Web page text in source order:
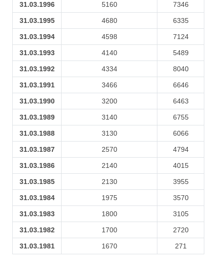
31.03.1996 5160 7346
31.03.1995 4680 6335
31.03.1994 4598 7124
31.03.1993 4140 5489
31.03.1992 4334 8040
31.03.1991 3466 6646
31.03.1990 3200 6463
31.03.1989 3140 6755
31.03.1988 3130 6066
31.03.1987 2570 4794
31.03.1986 2140 4015
31.03.1985 2130 3955
31.03.1984 1975 3570
31.03.1983 1800 3105
31.03.1982 1700 2720
31.03.1981 1670 271